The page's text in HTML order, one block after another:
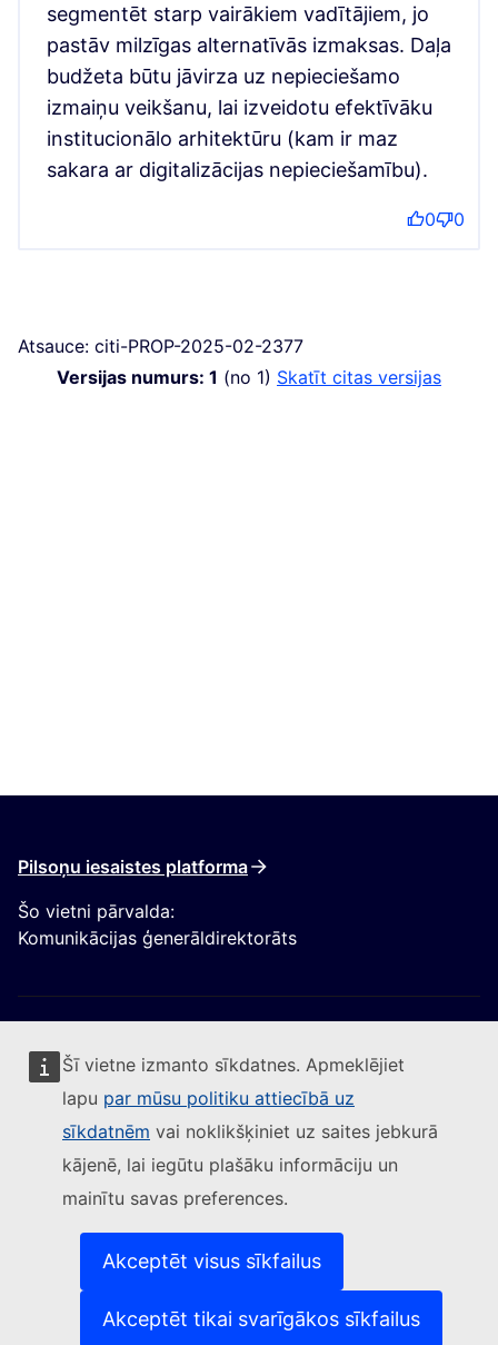
Šī vietne izmanto sīkdatnes. Apmeklējiet
lapu par mūsu politiku attiecībā uz
sīkdatnēm vai noklikšķiniet uz saites jebkurā
kājenē, lai iegūtu plašāku informāciju un
mainītu savas preferences.
Akceptēt visus sīkfailus
Akceptēt tikai svarīgākos sīkfailus
segmentēt starp vairākiem vadītājiem, jo
pastāv milzīgas alternatīvās izmaksas. Daļa
budžeta būtu jāvirza uz nepieciešamo
izmaiņu veikšanu, lai izveidotu efektīvāku
institucionālo arhitektūru (kam ir maz
sakara ar digitalizācijas nepieciešamību).
0 0
Atsauce: citi-PROP-2025-02-2377
Versijas numurs: 1 (no 1) skatīt citas versijas
Pilsoņu iesaistes platforma
Šo vietni pārvalda:
Komunikācijas ģenerāldirektorāts
Sekojiet Eiropas Komisijai
Sazinieties ar mums(Ārēja saite)
Ziņot par IT ievainojamību(Ārēja saite)
Valodas mūsu tīmekļvietnēs(Ārēja saite)
(Ārēja saite)
Privātuma aizsardzība
Juridisks paziņojums (Ārēja saite)